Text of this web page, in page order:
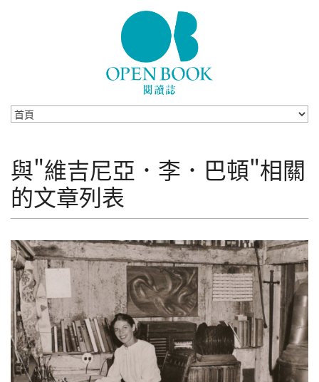
與"維吉尼亞．李．巴頓"相關
的文章列表